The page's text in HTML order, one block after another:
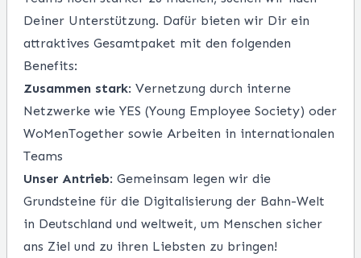
Deiner Unterstützung. Dafür bieten wir Dir ein
attraktives Gesamtpaket mit den folgenden
Benefits:
Zusammen stark: Vernetzung durch interne
Netzwerke wie YES (Young Employee Society) oder
WoMenTogether sowie Arbeiten in internationalen
Teams
Unser Antrieb: Gemeinsam legen wir die
Grundsteine für die Digitalisierung der Bahn-Welt
in Deutschland und weltweit, um Menschen sicher
ans Ziel und zu ihren Liebsten zu bringen!